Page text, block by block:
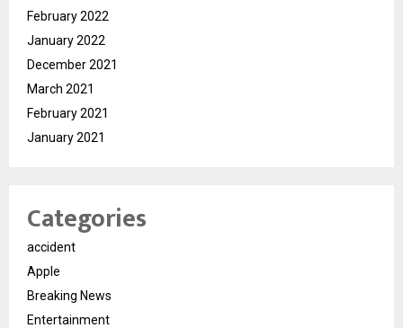
February 2022
January 2022
December 2021
March 2021
February 2021
January 2021
Categories
accident
Apple
Breaking News
Entertainment